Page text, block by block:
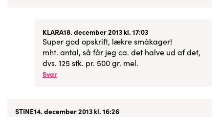
KLARA18. december 2013 kl. 17:03
Super god opskrift, lækre småkager!
mht. antal, så får jeg ca. det halve ud af det,
dvs. 125 stk. pr. 500 gr. mel.
Svar
STINE14. december 2013 kl. 16:26